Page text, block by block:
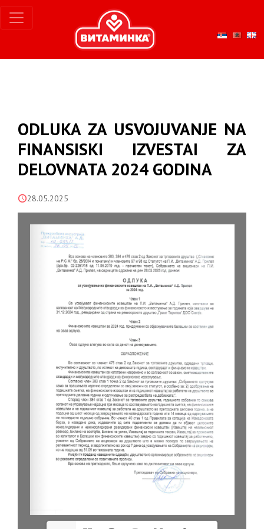
ODLUKA ZA USVOJUVANJE NA
FINANSISKI IZVESTAI ZA
DELOVNATA 2024 GODINA
28.05.2025